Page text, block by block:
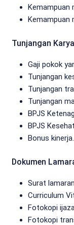
Kemampuan
Kemampuan
Tunjangan
Gaji pokok
Tunjangan
Tunjangan
Tunjangan
BPJS
BPJS
Bonus kinerja.
Dokumen
Surat
Curriculum
Fotokopi
Fotokopi